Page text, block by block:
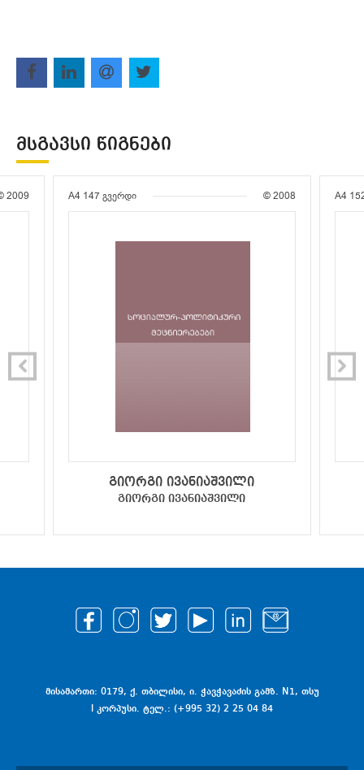
ᲛᲡᲒᲐᲕᲡᲘ ᲬᲘᲒᲜᲔᲑᲘ
2009 A4 147 გვერდი © 2008
გიორგი ივანიაშვილი
გიორგი ივანიაშვილი
A4
მისამართი: 0179, ქ. თბილისი, ი. ჭავჭავაძის გამზ. N1, თსუ
I კორპუსი. ტელ.: (+995 32) 2 25 04 84